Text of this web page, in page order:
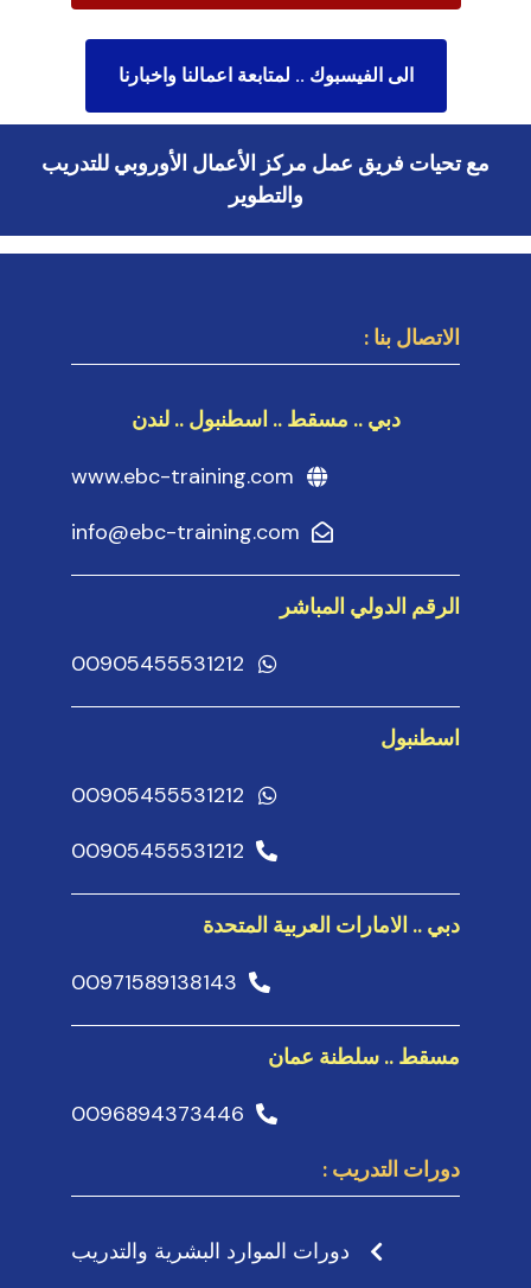
الى الفيسبوك .. لمتابعة اعمالنا واخبارنا
مع تحيات فريق عمل مركز الأعمال الأوروبي للتدريب
والتطوير
الاتصال بنا :
دبي .. مسقط .. اسطنبول .. لندن
www.ebc-training.com
info@ebc-training.com
الرقم الدولي المباشر
00905455531212
اسطنبول
00905455531212
00905455531212
دبي .. الامارات العربية المتحدة
00971589138143
مسقط .. سلطنة عمان
0096894373446
دورات التدريب :
دورات الموارد البشرية والتدريب